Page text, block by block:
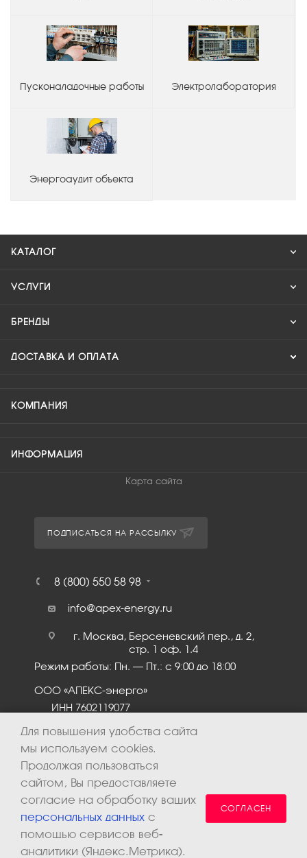
Пусконаладочные работы Электролаборатория
Энергоаудит объекта
КАТАЛОГ
УСЛУГИ
БРЕНДЫ
ДОСТАВКА И ОПЛАТА
КОМПАНИЯ
ИНФОРМАЦИЯ
Карта сайта
ПОДПИСАТЬСЯ НА РАССЫЛКУ
8 (800) 550 58 98
info@apex-energy.ru
г. Москва, Берсеневский пер., д. 2,
стр. 1 оф. 1.4
Режим работы: Пн. – Пт.: с 9:00 до 18:00
ООО «АПЕКС-энерго»
ИНН 7602119077
Для повышения удобства сайта
мы используем cookies.
Продолжая пользоваться
сайтом, Вы предоставляете
согласие на обработку ваших
персональных данных с
помощью сервисов веб-
аналитики (Яндекс.Метрика).
СОГЛАСЕН